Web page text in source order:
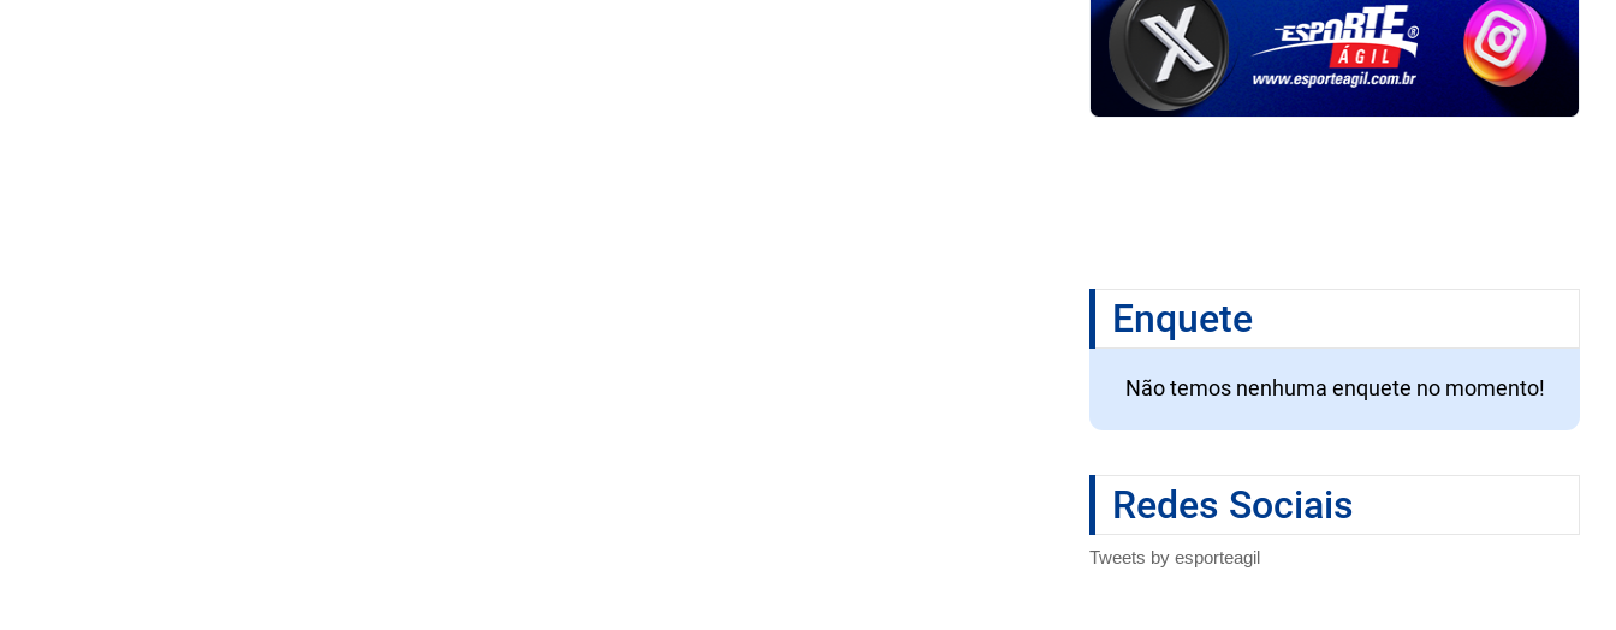
Enquete
Não temos nenhuma enquete no momento!
Redes Sociais
Tweets by esporteagil